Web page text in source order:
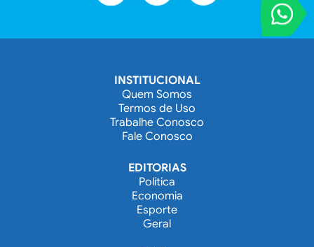
VOCÊ
Entre em
INSTITUCIONAL
Quem Somos
Termos de Uso
Trabalhe Conosco
Fale Conosco
EDITORIAS
Política
Economia
Esporte
Geral